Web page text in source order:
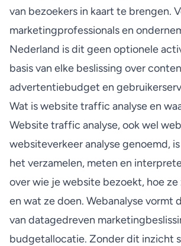
van bezoekers in kaart te brengen.
marketingprofessionals en
Nederland is dit geen optionele
basis van elke beslissing over
advertentiebudget en
Wat is website traffic analyse en
Website traffic analyse, ook wel
websiteverkeer analyse genoemd,
het verzamelen, meten en
over wie je website bezoekt, hoe
en wat ze doen. Webanalyse vormt
van datagedreven
budgetallocatie. Zonder dit inzicht